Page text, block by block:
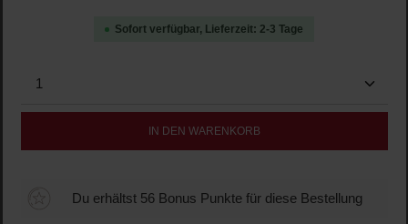
Sofort verfügbar, Lieferzeit: 2-3 Tage
Produkt Anzahl: Gib den gewünschten Wert ein
IN DEN WARENKORB
Du erhältst 56 Bonus Punkte für diese Bestellung